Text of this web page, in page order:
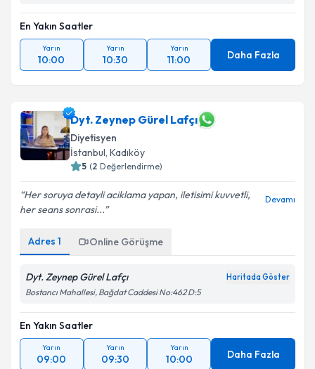
En Yakın Saatler
Yarın
10:00
Yarın
10:30
Yarın
11:00 Daha Fazla
Dyt. Zeynep Gürel Lafçı
Diyetisyen
İstanbul, Kadıköy
5 (2 Değerlendirme)
Her soruya detayli aciklama yapan, iletisimi kuvvetli,
her seans sonrasi...
Devamı
Adres 1 Online Görüşme
Dyt. Zeynep Gürel Lafçı Haritada Göster
Bostancı Mahallesi, Bağdat Caddesi No:462 D:5
En Yakın Saatler
Yarın
09:00
Yarın
09:30
Yarın
10:00 Daha Fazla